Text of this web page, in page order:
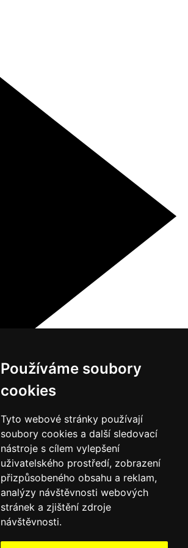
Používáme soubory
cookies
Tyto webové stránky používají
soubory cookies a další sledovací
nástroje s cílem vylepšení
uživatelského prostředí, zobrazení
přizpůsobeného obsahu a reklam,
analýzy návštěvnosti webových
stránek a zjištění zdroje
návštěvnosti.